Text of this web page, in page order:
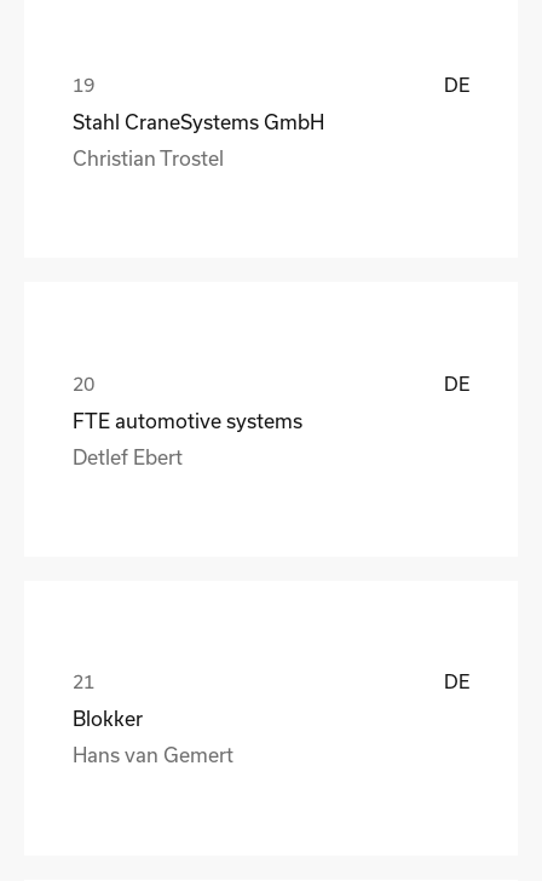
DE
Stahl CraneSystems GmbH
Christian Trostel
DE
FTE automotive systems
Detlef Ebert
DE
Blokker
Hans van Gemert